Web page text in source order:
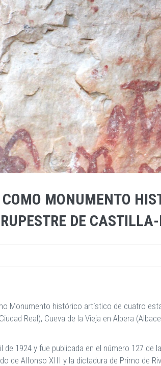
MONUMENTO
DE
Monumento histórico artístico de cuatro
Real), Cueva de la Vieja en Alpera
1924 y fue publicada en el número 127 de
de Alfonso XIII y la dictadura de Primo de